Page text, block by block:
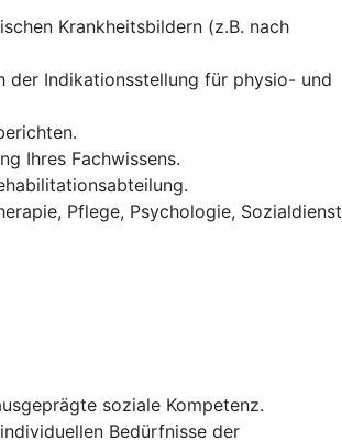
Krankheitsbildern (z.B. nach
der Indikationsstellung für physio- und
Ihres Fachwissens.
Pflege, Psychologie, Sozialdienst
soziale Kompetenz.
Bedürfnisse der